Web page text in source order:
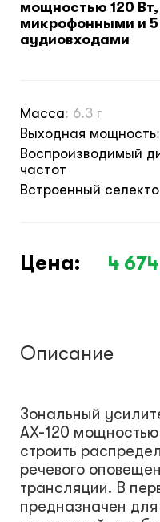
Монтажные
мощностью 120
микрофонными и
аудиовходами
Масса: 6.3 г
Выходная мощность:
Воспроизводимый
частот
Встроенный
Цена: 4 674
Описание
Зональный
AX-120 мощностью
строить
речевого
трансляции. В
предназначен для